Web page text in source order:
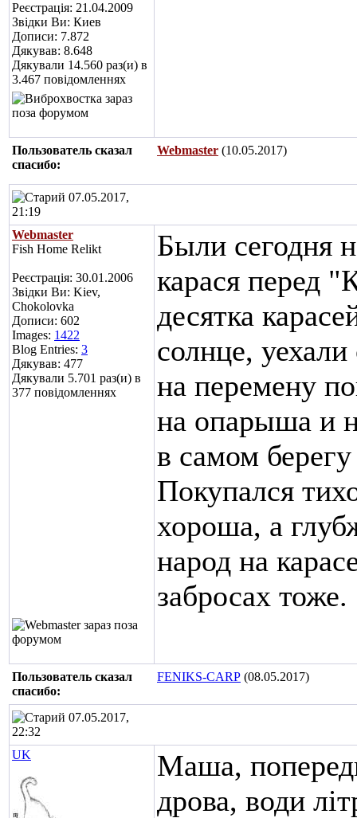
Реєстрація: 21.04.2009
Звідки Ви: Киев
Дописи: 7.872
Дякував: 8.648
Дякували 14.560 раз(и) в
3.467 повідомленнях
Пользователь сказал
cпасибо:
Webmaster (10.05.2017)
07.05.2017,
21:19
Webmaster
Fish Home Relikt
Реєстрація: 30.01.2006
Звідки Ви: Kiev,
Chokolovka
Дописи: 602
Images: 1422
Blog Entries: 3
Дякував: 477
Дякували 5.701 раз(и) в
377 повідомленнях
Были сегодня
карася перед
десятка
солнце,
на перемену
на опарыша и
в самом
Покупался
хороша, а
народ на
забросах тоже.
Пользователь сказал
cпасибо:
FENIKS-CARP (08.05.2017)
07.05.2017,
22:32
UK
Маша,
дрова, води